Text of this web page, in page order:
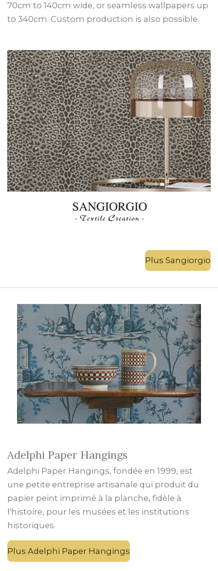
70cm to 140cm wide, or seamless wallpapers up
to 340cm. Custom production is also possible.
Plus Sangiorgio
Adelphi Paper Hangings
Adelphi Paper Hangings, fondée en 1999, est
une petite entreprise artisanale qui produit du
papier peint imprimé à la planche, fidèle à
l'histoire, pour les musées et les institutions
historiques.
Plus Adelphi Paper Hangings